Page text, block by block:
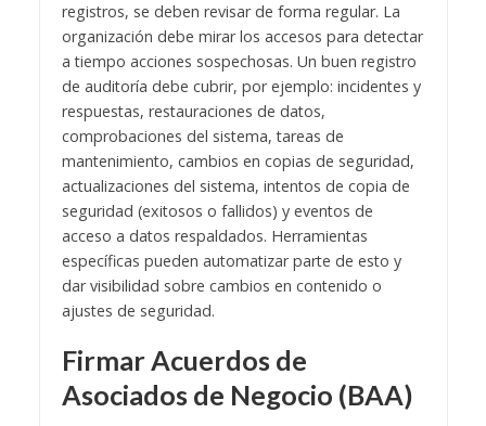
registros, se deben revisar de forma regular. La
organización debe mirar los accesos para detectar
a tiempo acciones sospechosas. Un buen registro
de auditoría debe cubrir, por ejemplo: incidentes y
respuestas, restauraciones de datos,
comprobaciones del sistema, tareas de
mantenimiento, cambios en copias de seguridad,
actualizaciones del sistema, intentos de copia de
seguridad (exitosos o fallidos) y eventos de
acceso a datos respaldados. Herramientas
específicas pueden automatizar parte de esto y
dar visibilidad sobre cambios en contenido o
ajustes de seguridad.
Firmar Acuerdos de
Asociados de Negocio (BAA)